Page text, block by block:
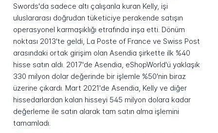
Swords'da sadece altı çalışanla kuran Kelly, işi
uluslararası doğrudan tüketiciye perakende satışın
operasyonel karmaşıklığı etrafında inşa etti. Dönüm
noktası 2013'te geldi, La Poste of France ve Swiss Post
arasındaki ortak girişim olan Asendia şirkette ilk %40
hisse satın aldı. 2017'de Asendia, eShopWorld'ü yaklaşık
330 milyon dolar değerinde bir işlemle %50'nin biraz
üzerine çıkardı. Mart 2021'de Asendia, Kelly ve diğer
hissedarlardan kalan hisseyi 545 milyon dolara kadar
değerleme ile satın alarak tam satın alma işlemini
tamamladı.